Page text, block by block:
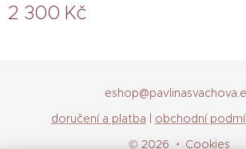
2 300 Kč
doručení a platba
obchodní
© 2026
Cookies